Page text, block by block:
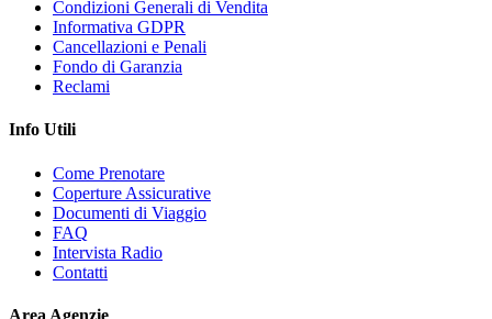
Condizioni Generali di Vendita
Informativa GDPR
Cancellazioni e Penali
Fondo di Garanzia
Reclami
Info Utili
Come Prenotare
Coperture Assicurative
Documenti di Viaggio
FAQ
Intervista Radio
Contatti
Area Agenzie